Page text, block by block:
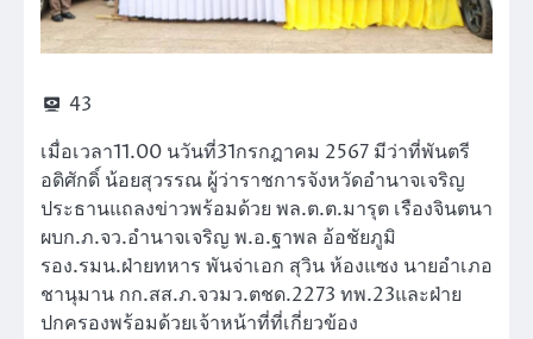
43
เมื่อเวลา11.00 นวันที่31กรกฎาคม 2567​ มีว่าที่พันตรี
อดิศักดิ์​ น้อยสุวรรณ ผู้ว่าราชการจังหวัดอำนาจเจริญ
ประธานแถลงข่าวพร้อมด้วย พล.ต.ต.มารุต เรืองจินตนา
ผบก.ภ.จว.อำนาจเจริญ พ.อ.ฐาพล อ้อชัยภูมิ
รอง.รมน.ฝ่ายทหาร พันจ่าเอก สุวิน ห้องแซง นายอำเภอ
ชานุมาน กก.สส.ภ.จว​มว.ตชด.2273 ทพ.23และฝ่าย
ปกครองพร้อมด้วยเจ้าหน้าที่ที่เกี่ยวข้อง